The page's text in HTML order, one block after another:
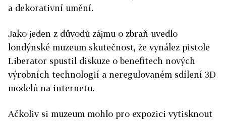
a dekorativní umění.
Jako jeden z důvodů zájmu o zbraň uvedlo
londýnské muzeum skutečnost, že vynález pistole
Liberator spustil diskuze o benefitech nových
výrobních technologií a neregulovaném sdílení 3D
modelů na internetu.
Ačkoliv si muzeum mohlo pro expozici vytisknout